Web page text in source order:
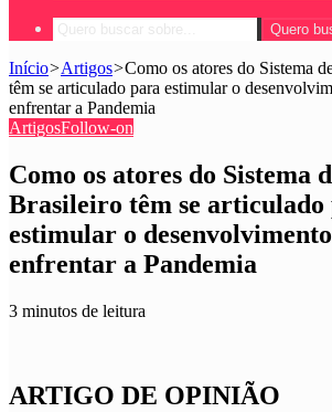
Quero
Início>Artigos>Como os atores do Sistema
têm se articulado para estimular o
enfrentar a Pandemia
ArtigosFollow-on
Como os atores do Sistema
Brasileiro têm se articulado
estimular o
enfrentar a Pandemia
3 minutos de leitura
ARTIGO DE OPINIÃO